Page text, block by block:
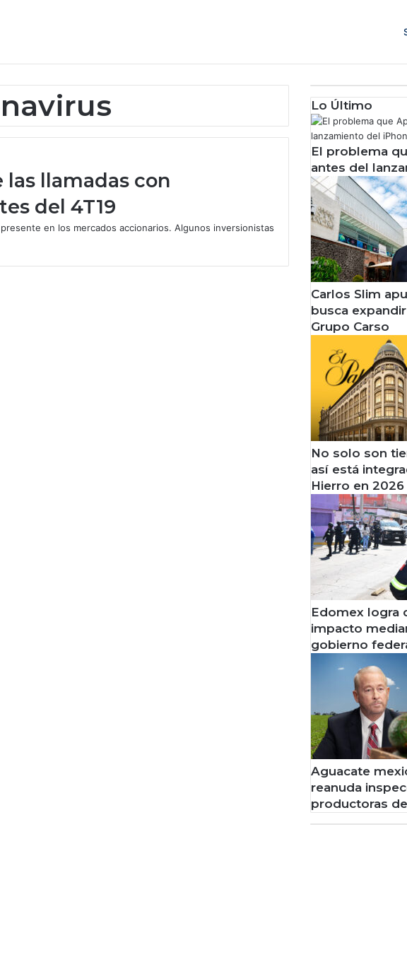
las llamadas con
del 4T19
en los mercados accionarios. Algunos inversionistas
Lo Último
El problema
antes del
Carlos Slim
busca
Grupo Carso
No solo son
así está
Hierro en 2026
Edomex logra
impacto
gobierno
Aguacate
reanuda
productoras